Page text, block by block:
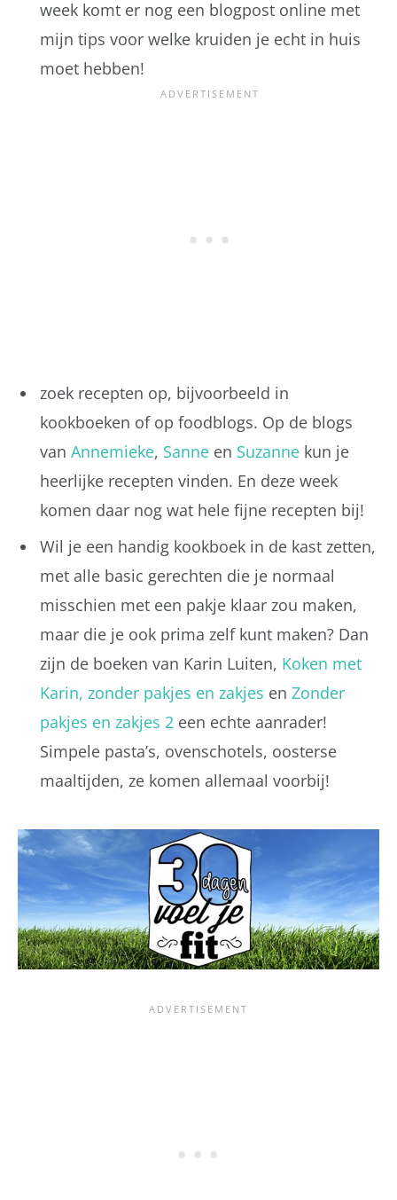
week komt er nog een blogpost online met
mijn tips voor welke kruiden je echt in huis
moet hebben!
zoek recepten op, bijvoorbeeld in
kookboeken of op foodblogs. Op de blogs
van Annemieke, Sanne en Suzanne kun je
heerlijke recepten vinden. En deze week
komen daar nog wat hele fijne recepten bij!
Wil je een handig kookboek in de kast zetten,
met alle basic gerechten die je normaal
misschien met een pakje klaar zou maken,
maar die je ook prima zelf kunt maken? Dan
zijn de boeken van Karin Luiten, Koken met
Karin, zonder pakjes en zakjes en Zonder
pakjes en zakjes 2 een echte aanrader!
Simpele pasta’s, ovenschotels, oosterse
maaltijden, ze komen allemaal voorbij!